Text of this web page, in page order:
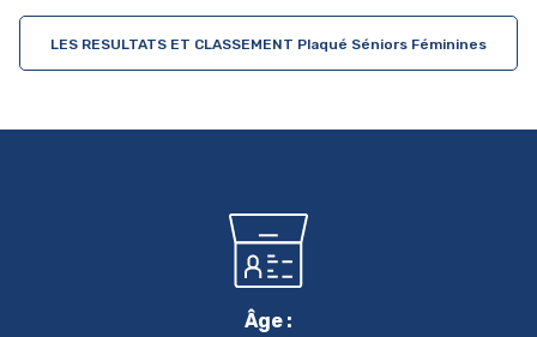
LES RESULTATS ET CLASSEMENT Plaqué Séniors Féminines
Âge :